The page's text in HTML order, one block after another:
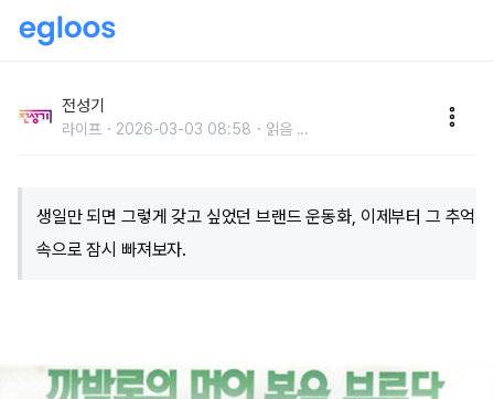
전성기
라이프 2026-03-03 08:58 읽음 ...
생일만 되면 그렇게 갖고 싶었던 브랜드 운동화, 이제부터 그 추억
속으로 잠시 빠져보자.